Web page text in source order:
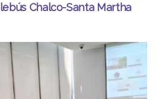
Chalco-Santa Martha